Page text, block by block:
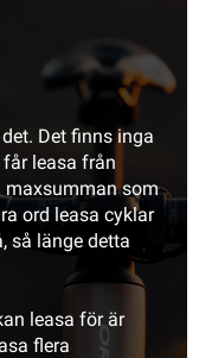
Det finns inga
leasa från
maxsumman som
ord leasa cyklar
så länge detta
leasa för är
flera